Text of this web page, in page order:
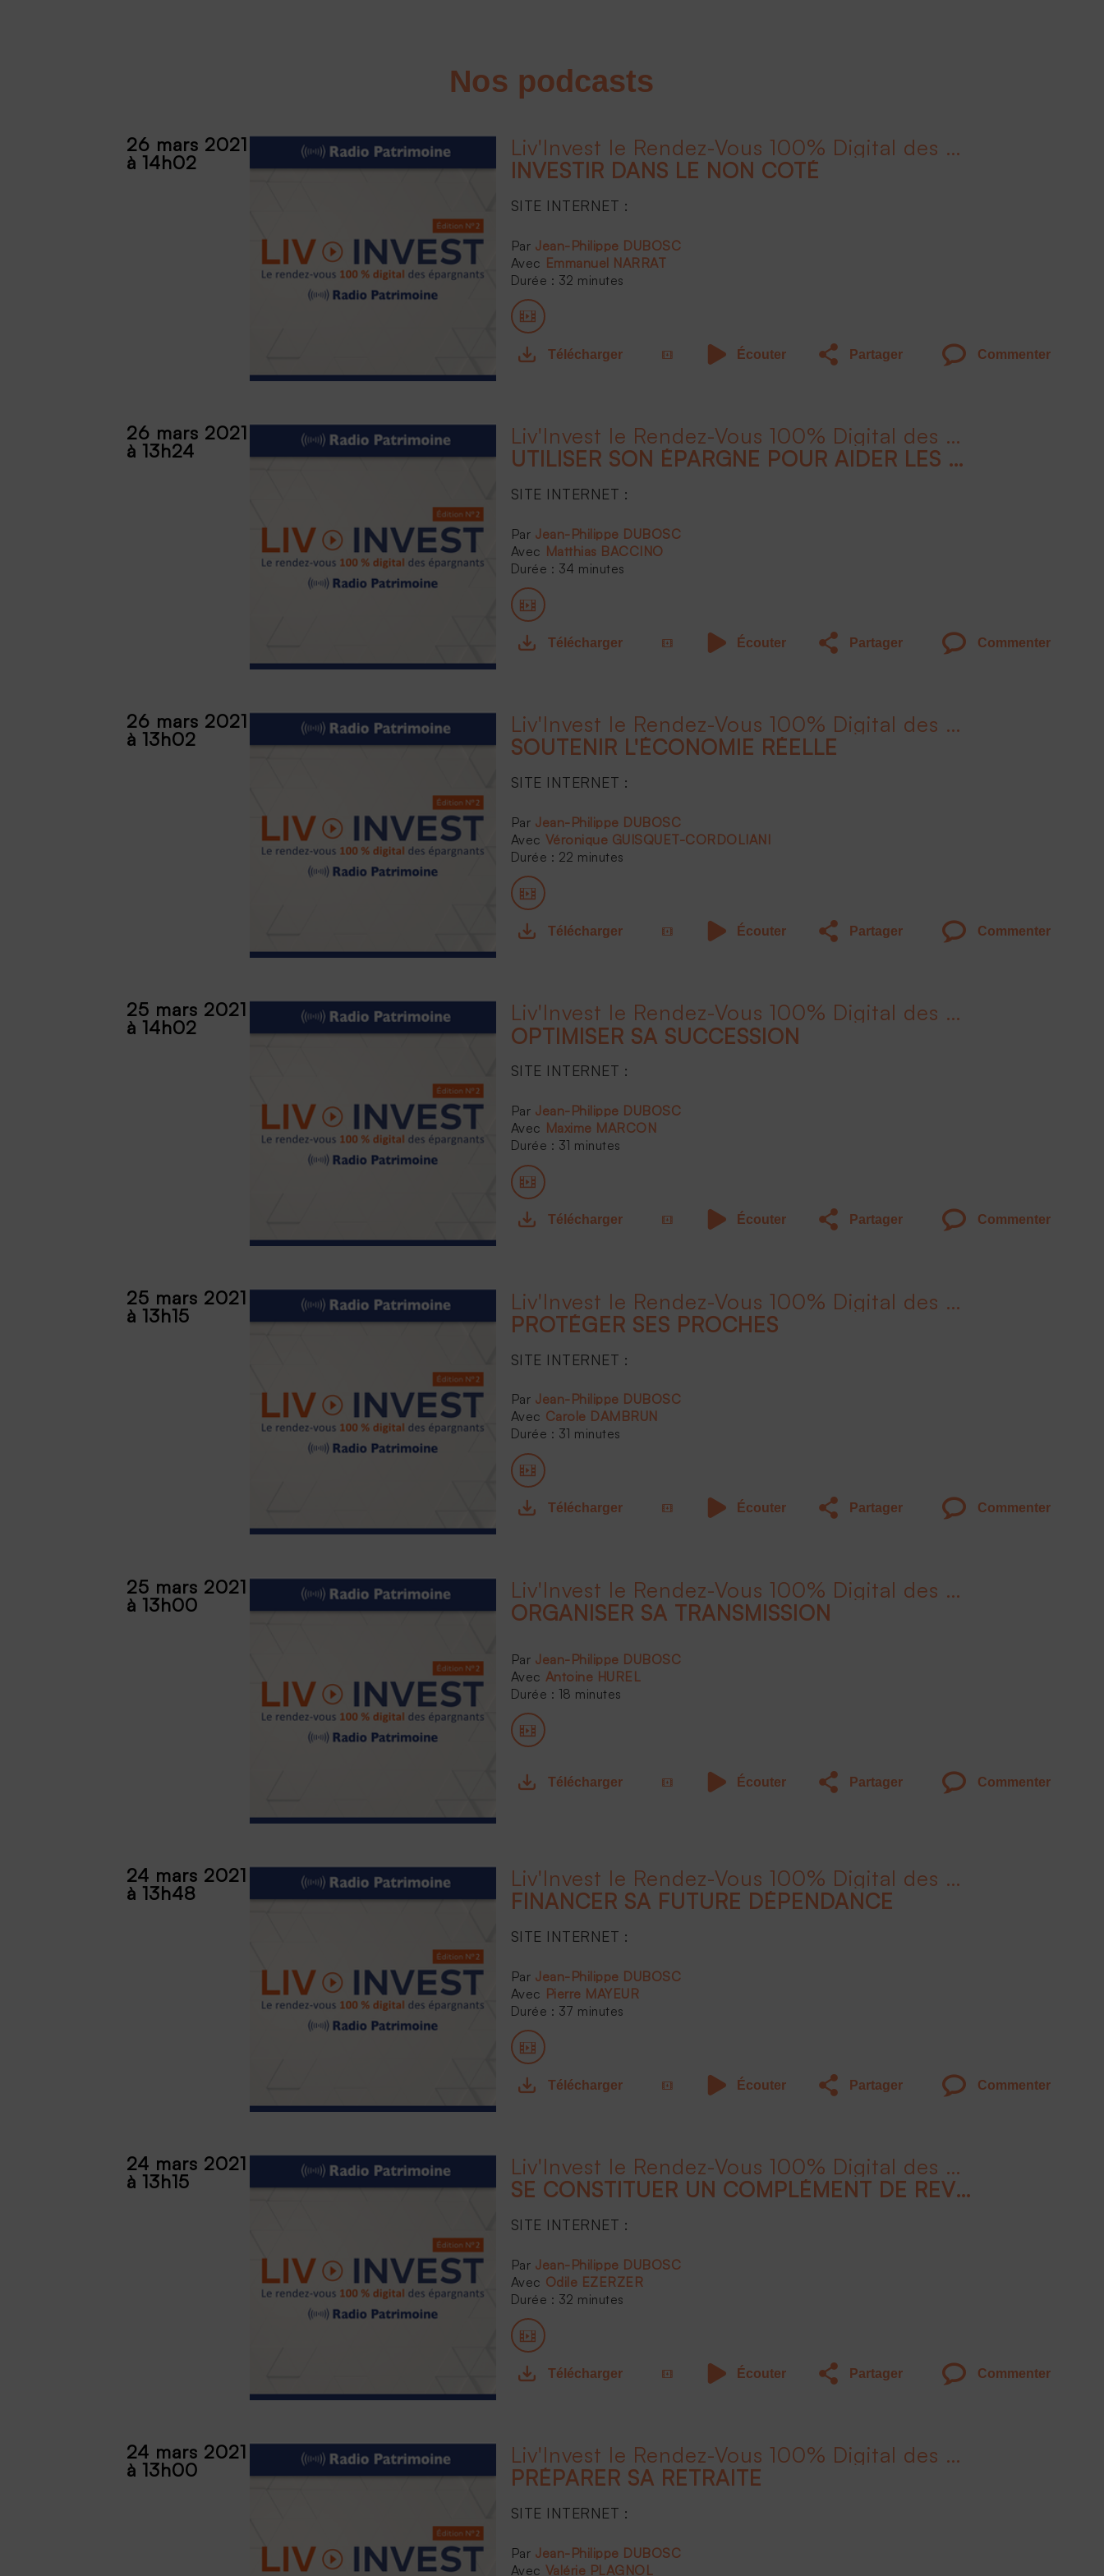
Nos podcasts
26 mars 2021
à 14h02
Liv'Invest le Rendez-Vous 100% Digital des Épargnants - 2ème édition
INVESTIR DANS LE NON COTÉ
SITE INTERNET :
Jean-Philippe DUBOSC
Emmanuel NARRAT
Durée : 32 minutes
Télécharger Écouter Partager Commenter
26 mars 2021
à 13h24
Liv'Invest le Rendez-Vous 100% Digital des Épargnants - 2ème édition
UTILISER SON ÉPARGNE POUR AIDER LES ENTREPRISES
SITE INTERNET :
Jean-Philippe DUBOSC
Matthias BACCINO
Durée : 34 minutes
Télécharger Écouter Partager Commenter
26 mars 2021
à 13h02
Liv'Invest le Rendez-Vous 100% Digital des Épargnants - 2ème édition
SOUTENIR L'ÉCONOMIE RÉELLE
SITE INTERNET :
Jean-Philippe DUBOSC
Véronique GUISQUET-CORDOLIANI
Durée : 22 minutes
Télécharger Écouter Partager Commenter
25 mars 2021
à 14h02
Liv'Invest le Rendez-Vous 100% Digital des Épargnants - 2ème édition
OPTIMISER SA SUCCESSION
SITE INTERNET :
Jean-Philippe DUBOSC
Maxime MARCON
Durée : 31 minutes
Télécharger Écouter Partager Commenter
25 mars 2021
à 13h15
Liv'Invest le Rendez-Vous 100% Digital des Épargnants - 2ème édition
PROTÉGER SES PROCHES
SITE INTERNET :
Jean-Philippe DUBOSC
Carole DAMBRUN
Durée : 31 minutes
Télécharger Écouter Partager Commenter
25 mars 2021
à 13h00
Liv'Invest le Rendez-Vous 100% Digital des Épargnants - 2ème édition
ORGANISER SA TRANSMISSION
Jean-Philippe DUBOSC
Antoine HUREL
Durée : 18 minutes
Télécharger Écouter Partager Commenter
24 mars 2021
à 13h48
Liv'Invest le Rendez-Vous 100% Digital des Épargnants - 2ème édition
FINANCER SA FUTURE DÉPENDANCE
SITE INTERNET :
Jean-Philippe DUBOSC
Pierre MAYEUR
Durée : 37 minutes
Télécharger Écouter Partager Commenter
24 mars 2021
à 13h15
Liv'Invest le Rendez-Vous 100% Digital des Épargnants - 2ème édition
SE CONSTITUER UN COMPLÉMENT DE REVENUS
SITE INTERNET :
Jean-Philippe DUBOSC
Odile EZERZER
Durée : 32 minutes
Télécharger Écouter Partager Commenter
24 mars 2021
à 13h00
Liv'Invest le Rendez-Vous 100% Digital des Épargnants - 2ème édition
PRÉPARER SA RETRAITE
SITE INTERNET :
Jean-Philippe DUBOSC
Valérie PLAGNOL